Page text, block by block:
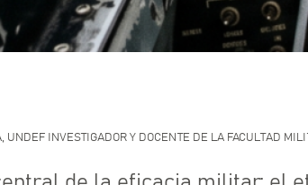
UNDEF INVESTIGADOR Y DOCENTE DE LA FACULTAD